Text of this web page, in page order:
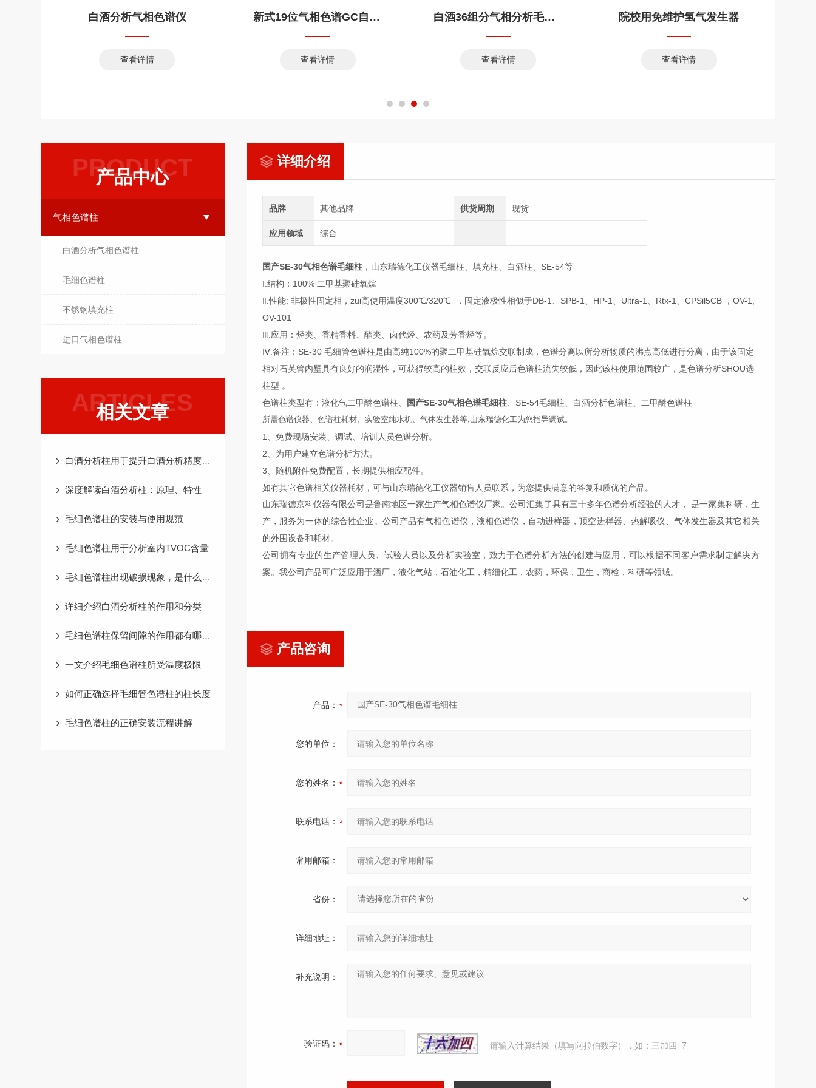
白酒分析气相色谱仪
查看详情
新式19位气相色谱GC自动进样器
查看详情
白酒36组分气相分析毛细柱
查看详情
院校用免维护氢气发生器
查看详情
PRODUCT
产品中心
气相色谱柱
白酒分析气相色谱柱
毛细色谱柱
不锈钢填充柱
进口气相色谱柱
ARTICLES
相关文章
白酒分析柱用于提升白酒分析精度与效率
深度解读白酒分析柱：原理、特性
毛细色谱柱的安装与使用规范
毛细色谱柱用于分析室内TVOC含量
毛细色谱柱出现破损现象，是什么原因造成的
详细介绍白酒分析柱的作用和分类
毛细色谱柱保留间隙的作用都有哪些？
一文介绍毛细色谱柱所受温度极限
如何正确选择毛细管色谱柱的柱长度
毛细色谱柱的正确安装流程讲解
详细介绍
品牌 其他品牌 供货周期 现货
应用领域 综合
国产SE-30气相色谱毛细柱 ，山东瑞德化工仪器毛细柱、填充柱、白酒柱、SE-54等
Ⅰ.结构：100% 二甲基聚硅氧烷
Ⅱ.性能: 非极性固定相，zui高使用温度300℃/320℃ ，固定液极性相似于DB-1、SPB-1、HP-1、Ultra-1、Rtx-1、CPSil5CB ，OV-1,
OV-101
Ⅲ.应用：烃类、香精香料、酯类、卤代烃、农药及芳香烃等。
Ⅳ.备注：SE-30 毛细管色谱柱是由高纯100%的聚二甲基硅氧烷交联制成，色谱分离以所分析物质的沸点高低进行分离，由于该固定
相对石英管内壁具有良好的润湿性，可获得较高的柱效，交联反应后色谱柱流失较低，因此该柱使用范围较广，是色谱分析SHOU选
柱型 。
色谱柱类型有：液化气二甲醚色谱柱、
国产SE-30气相色谱毛细柱 、SE-54毛细柱、白酒分析色谱柱、二甲醚色谱柱
所需色谱仪器、色谱柱耗材、实验室纯水机、气体发生器等,山东瑞德化工为您指导调试。
1、免费现场安装、调试、培训人员色谱分析。
2、为用户建立色谱分析方法。
3、随机附件免费配置，长期提供相应配件。
如有其它色谱相关仪器耗材，可与山东瑞德化工仪器销售人员联系，为您提供满意的答复和质优的产品。
山东瑞德京科仪器有限公司 是鲁南地区一家生产气相色谱仪厂家。公司汇集了具有三十多年色谱分析经验的人才 ，
是一家集科研，生
产， 服务为一体的综合性企业 。公司 产品有气相色谱仪，液相色谱仪，自动进样器，顶空进样器、热解吸仪 、气体发生器及其它相关
的外围设备和耗材。
公司拥有专业的生产管理人员、试验人员以及分析实验室，致力于色谱分析方法的创建与应用，可以根据不同客户 需求制定解决方
案。我公司 产品可广泛应用于酒厂，液化气站，石油化工，精细化工，农药，环保，卫生，商检，科研等领域。
产品咨询
产品：
您的单位：
您的姓名：
联系电话：
常用邮箱：
省份：
详细地址：
补充说明：
验证码： 请输入计算结果（填写阿拉伯数字），如：三加四=7